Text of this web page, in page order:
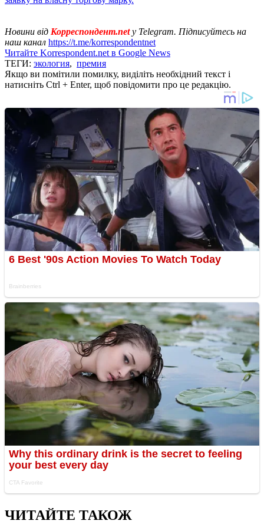
Новини від Корреспондент.net у Telegram. Підписуйтесь на
наш канал https://t.me/korrespondentnet
Читайте Korrespondent.net в Google News
ТЕГИ: экология, премия
Якщо ви помітили помилку, виділіть необхідний текст і
натисніть Ctrl + Enter, щоб повідомити про це редакцію.
ЧИТАЙТЕ ТАКОЖ